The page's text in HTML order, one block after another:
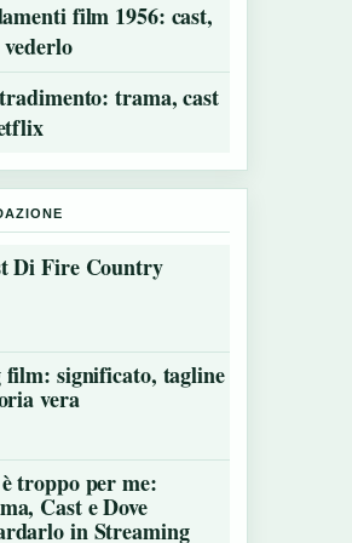
film 1956: cast,
trama, cast
Di Fire Country
film: significato, tagline
vera
troppo per me:
Cast e Dove
in Streaming